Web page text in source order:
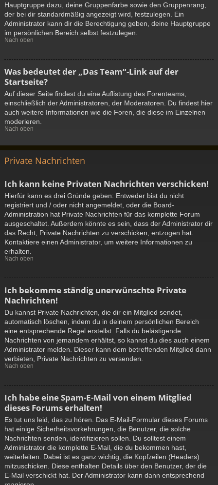
Hauptgruppe dazu, deine Gruppenfarbe sowie den Gruppenrang,
der bei dir standardmäßig angezeigt wird, festzulegen. Ein
Administrator kann dir die Berechtigung geben, deine Hauptgruppe
im persönlichen Bereich selbst festzulegen.
Nach oben
Was bedeutet der „Das Team“-Link auf der
Startseite?
Auf dieser Seite findest du eine Auflistung des Forenteams,
einschließlich der Administratoren, der Moderatoren. Du findest hier
auch weitere Informationen wie die Foren, die diese im Einzelnen
moderieren.
Nach oben
Private Nachrichten
Ich kann keine Privaten Nachrichten verschicken!
Hierfür kann es drei Gründe geben: Entweder bist du nicht
registriert und / oder nicht angemeldet, oder die Board-
Administration hat Private Nachrichten für das komplette Forum
ausgeschaltet. Außerdem könnte es sein, dass der Administrator dir
das Recht, Private Nachrichten zu verschicken, entzogen hat.
Kontaktiere einen Administrator, um weitere Informationen zu
erhalten.
Nach oben
Ich bekomme ständig unerwünschte Private
Nachrichten!
Du kannst Private Nachrichten, die dir ein Mitglied sendet,
automatisch löschen, indem du in deinem persönlichen Bereich
eine entsprechende Regel erstellst. Falls du belästigende
Nachrichten von jemandem erhältst, so kannst du dies auch einem
Administrator melden. Dieser kann dem betreffenden Mitglied dann
verbieten, Private Nachrichten zu versenden.
Nach oben
Ich habe eine Spam-E-Mail von einem Mitglied
dieses Forums erhalten!
Es tut uns leid, das zu hören. Das E-Mail-Formular dieses Forums
hat einige Sicherheitsvorkehrungen, die Benutzer, die solche
Nachrichten senden, identifizieren sollen. Du solltest einem
Administrator die komplette E-Mail, die du bekommen hast,
weiterleiten. Dabei ist es ganz wichtig, die Kopfzeilen (Headers)
mitzuschicken. Diese enthalten Details über den Benutzer, der die
E-Mail verschickt hat. Der Administrator kann dann entsprechend